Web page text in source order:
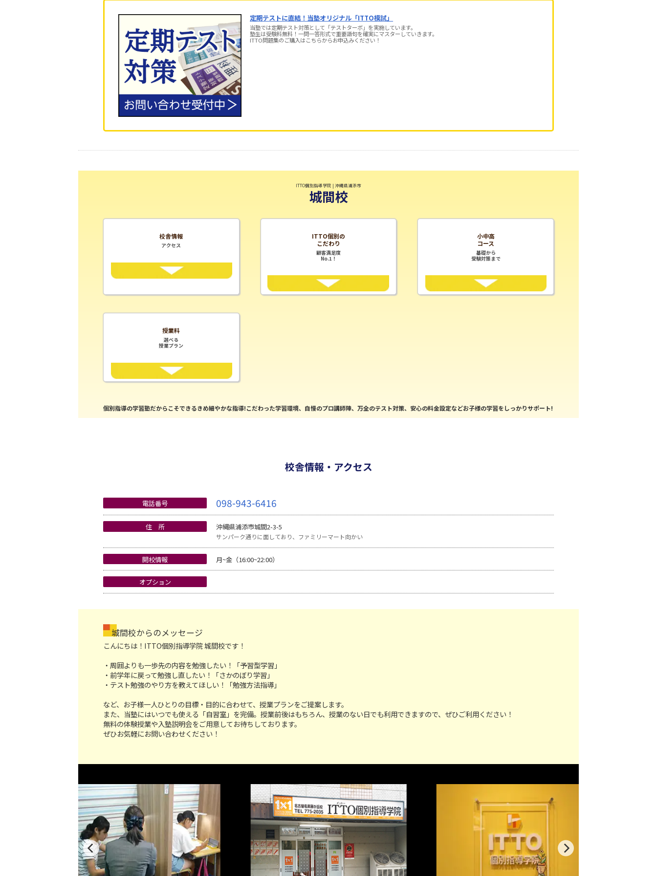
定期テストに直結！当塾オリジナル「ITTO模試」
当塾では定期テスト対策として「テストターボ」を実施しています。
塾生は受験料無料！一問一答形式で重要語句を確実にマスターしていきます。
ITTO問題集のご購入はこちらからお申込みください！
ITTO個別指導学院 | 沖縄県浦添市
城間校
校舎情報
アクセス
ITTO個別の
こだわり
顧客満足度
No.1！
小中高
コース
基礎から
受験対策まで
授業料
選べる
授業プラン
個別指導の学習塾だからこそできるきめ細やかな指導!こだわった学習環境、自慢のプロ講師陣、万全のテスト対策、安心の料金設定などお子様の学習をしっかりサポート!
校舎情報・アクセス
電話番号 098-943-6416
住 所 沖縄県浦添市城間2-3-5
サンパーク通りに面しており、ファミリーマート向かい
開校情報 月~金（16:00~22:00）
オプション
城間校からのメッセージ
こんにちは！ITTO個別指導学院 城間校です！
・周囲よりも一歩先の内容を勉強したい！「予習型学習」
・前学年に戻って勉強し直したい！「さかのぼり学習」
・テスト勉強のやり方を教えてほしい！「勉強方法指導」
など、お子様一人ひとりの目標・目的に合わせて、授業プランをご提案します。
また、当塾にはいつでも使える「自習室」を完備。授業前後はもちろん、授業のない日でも利用できますので、ぜひご利用ください！
無料の体験授業や入塾説明会をご用意してお待ちしております。
ぜひお気軽にお問い合わせください！